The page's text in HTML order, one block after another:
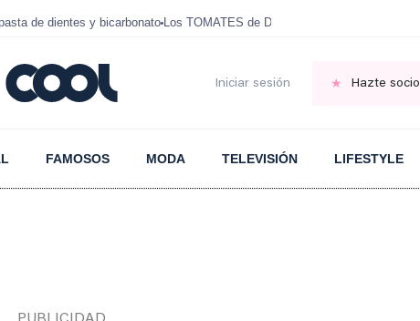
de dientes y bicarbonato Los TOMATES de Dani García
Iniciar sesión Hazte socio
FAMOSOS MODA TELEVISIÓN LIFESTYLE